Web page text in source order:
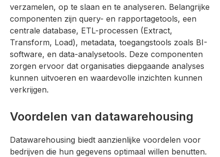
verzamelen, op te slaan en te analyseren. Belangrijke
componenten zijn query- en rapportagetools, een
centrale database, ETL-processen (Extract,
Transform, Load), metadata, toegangstools zoals BI-
software, en data-analysetools. Deze componenten
zorgen ervoor dat organisaties diepgaande analyses
kunnen uitvoeren en waardevolle inzichten kunnen
verkrijgen.
Voordelen van datawarehousing
Datawarehousing biedt aanzienlijke voordelen voor
bedrijven die hun gegevens optimaal willen benutten.